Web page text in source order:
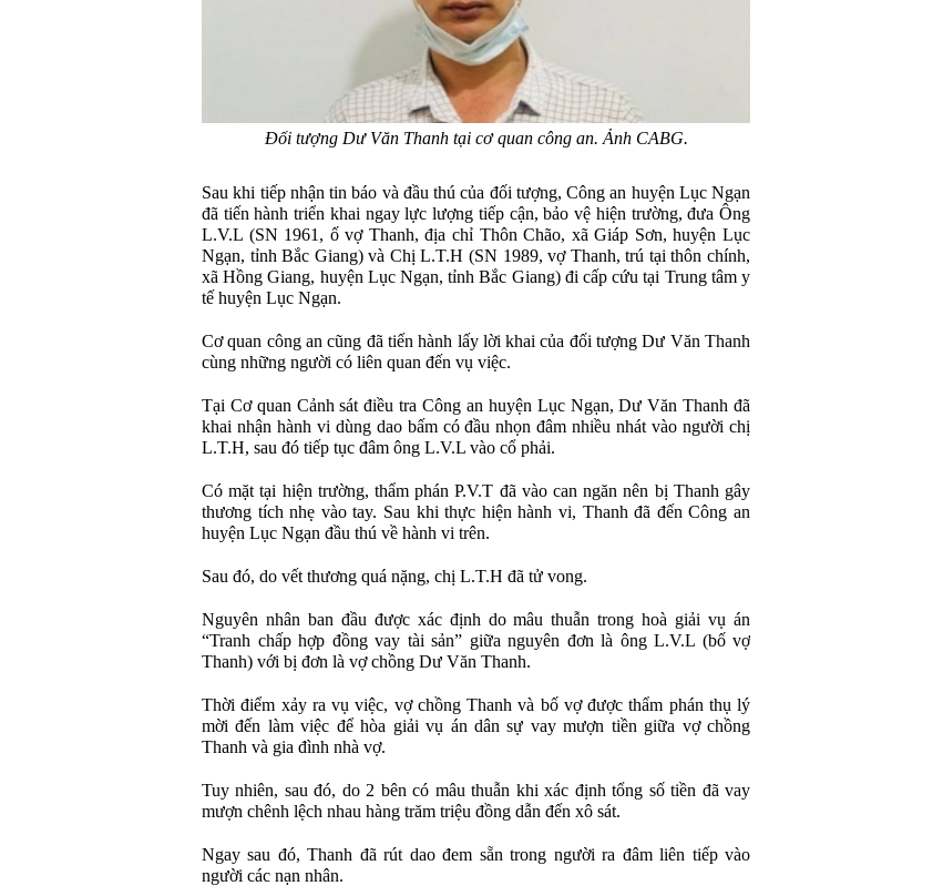
Đối tượng Dư Văn Thanh tại cơ quan công an. Ảnh CABG.
Sau khi tiếp nhận tin báo và đầu thú của đối tượng, Công an huyện Lục Ngạn
đã tiến hành triển khai ngay lực lượng tiếp cận, bảo vệ hiện trường, đưa Ông
L.V.L (SN 1961, ố vợ Thanh, địa chỉ Thôn Chão, xã Giáp Sơn, huyện Lục
Ngạn, tỉnh Bắc Giang) và Chị L.T.H (SN 1989, vợ Thanh, trú tại thôn chính,
xã Hồng Giang, huyện Lục Ngạn, tỉnh Bắc Giang) đi cấp cứu tại Trung tâm y
tế huyện Lục Ngạn.
Cơ quan công an cũng đã tiến hành lấy lời khai của đối tượng Dư Văn Thanh
cùng những người có liên quan đến vụ việc.
Tại Cơ quan Cảnh sát điều tra Công an huyện Lục Ngạn, Dư Văn Thanh đã
khai nhận hành vi dùng dao bấm có đầu nhọn đâm nhiều nhát vào người chị
L.T.H, sau đó tiếp tục đâm ông L.V.L vào cổ phải.
Có mặt tại hiện trường, thẩm phán P.V.T đã vào can ngăn nên bị Thanh gây
thương tích nhẹ vào tay. Sau khi thực hiện hành vi, Thanh đã đến Công an
huyện Lục Ngạn đầu thú về hành vi trên.
Sau đó, do vết thương quá nặng, chị L.T.H đã tử vong.
Nguyên nhân ban đầu được xác định do mâu thuẫn trong hoà giải vụ án
“Tranh chấp hợp đồng vay tài sản” giữa nguyên đơn là ông L.V.L (bố vợ
Thanh) với bị đơn là vợ chồng Dư Văn Thanh.
Thời điểm xảy ra vụ việc, vợ chồng Thanh và bố vợ được thẩm phán thụ lý
mời đến làm việc để hòa giải vụ án dân sự vay mượn tiền giữa vợ chồng
Thanh và gia đình nhà vợ.
Tuy nhiên, sau đó, do 2 bên có mâu thuẫn khi xác định tổng số tiền đã vay
mượn chênh lệch nhau hàng trăm triệu đồng dẫn đến xô sát.
Ngay sau đó, Thanh đã rút dao đem sẵn trong người ra đâm liên tiếp vào
người các nạn nhân.